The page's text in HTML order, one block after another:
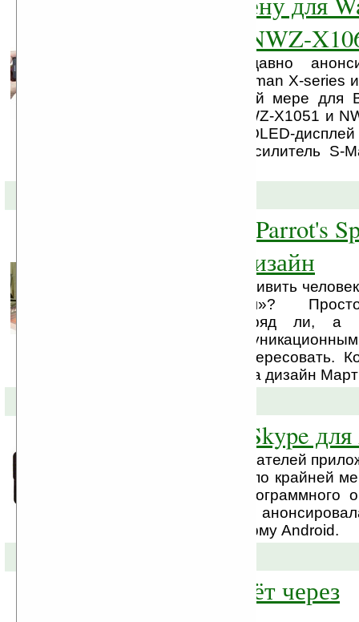
NWZ-X1051 и NWZ-
Компания Sony недавно
линейку плееров Walkman X-series
стоимость, по крайней мере для
Обе модели серии NWZ-X1051 и
WQVGA сенсорный OLED-
звуковой цифровой усилитель S-
Wi-Fi рамка от Parrot's
«Блестящий» дизайн
Чем сегодня можно удивить
«цифровым миром»?
фоторамкой уже вряд ли, а
встроенными
вполне сможет заинтересовать.
Specchio использовала дизайн
iSkoot создали Skype
iSkoot — команда создателей
платформы Symbian (по крайней
брендом Skype) и программного
трёх Скайпофонов,
вторжение на платформу Android.
Интернет придёт через